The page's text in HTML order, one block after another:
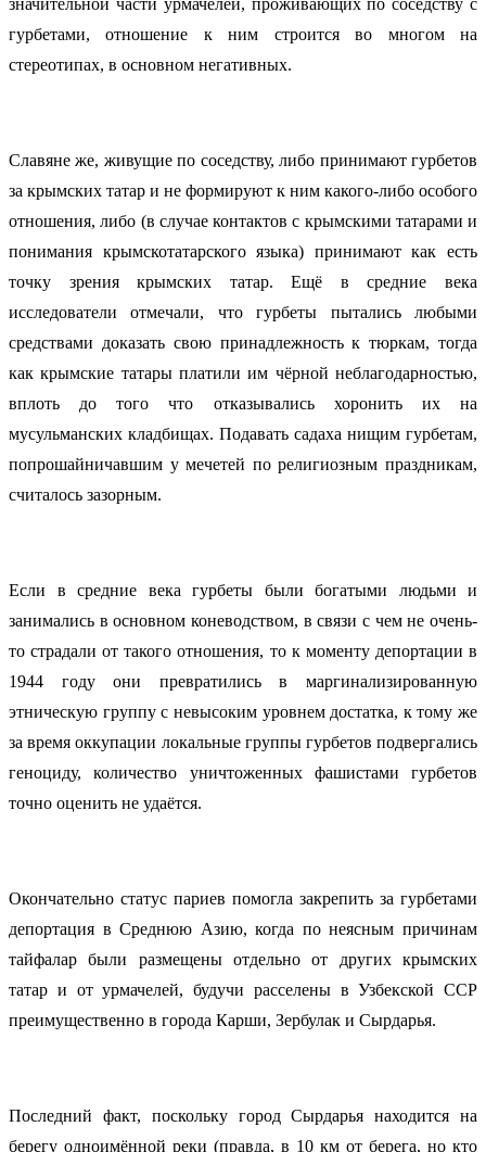
значительной части урмачелей, проживающих по соседству с
гурбетами, отношение к ним строится во многом на
стереотипах, в основном негативных.
Славяне же, живущие по соседству, либо принимают гурбетов
за крымских татар и не формируют к ним какого-либо особого
отношения, либо (в случае контактов с крымскими татарами и
понимания крымскотатарского языка) принимают как есть
точку зрения крымских татар. Ещё в средние века
исследователи отмечали, что гурбеты пытались любыми
средствами доказать свою принадлежность к тюркам, тогда
как крымские татары платили им чёрной неблагодарностью,
вплоть до того что отказывались хоронить их на
мусульманских кладбищах. Подавать садаха нищим гурбетам,
попрошайничавшим у мечетей по религиозным праздникам,
считалось зазорным.
Если в средние века гурбеты были богатыми людьми и
занимались в основном коневодством, в связи с чем не очень-
то страдали от такого отношения, то к моменту депортации в
1944 году они превратились в маргинализированную
этническую группу с невысоким уровнем достатка, к тому же
за время оккупации локальные группы гурбетов подвергались
геноциду, количество уничтоженных фашистами гурбетов
точно оценить не удаётся.
Окончательно статус париев помогла закрепить за гурбетами
депортация в Среднюю Азию, когда по неясным причинам
тайфалар были размещены отдельно от других крымских
татар и от урмачелей, будучи расселены в Узбекской ССР
преимущественно в города Карши, Зербулак и Сырдарья.
Последний факт, поскольку город Сырдарья находится на
берегу одноимённой реки (правда, в 10 км от берега, но кто